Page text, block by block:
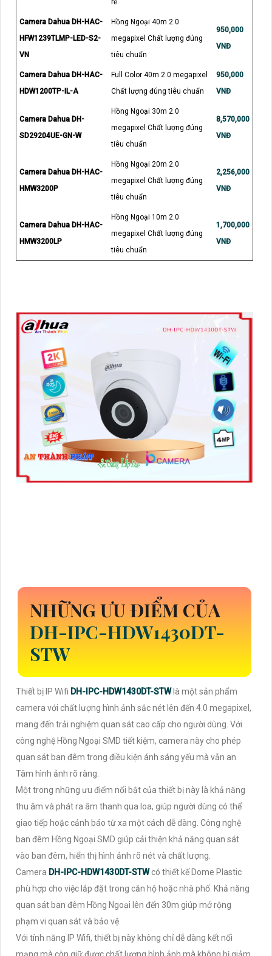
Camera Dahua DH-HAC-
HFW1239TLMP-LED-S2-
VN
Hồng Ngoại 40m 2.0
megapixel Chất lượng đúng
tiêu chuẩn
950,000
VNĐ
Camera Dahua DH-HAC-
HDW1200TP-IL-A
Full Color 40m 2.0 megapixel
Chất lượng đúng tiêu chuẩn
950,000
VNĐ
Camera Dahua DH-
SD29204UE-GN-W
Hồng Ngoại 30m 2.0
megapixel Chất lượng đúng
tiêu chuẩn
8,570,000
VNĐ
Camera Dahua DH-HAC-
HMW3200P
Hồng Ngoại 20m 2.0
megapixel Chất lượng đúng
tiêu chuẩn
2,256,000
VNĐ
Camera Dahua DH-HAC-
HMW3200LP
Hồng Ngoại 10m 2.0
megapixel Chất lượng đúng
tiêu chuẩn
1,700,000
VNĐ
NHỮNG ƯU ĐIỂM CỦA
DH-IPC-HDW1430DT-
STW
Thiết bị IP Wifi DH-IPC-HDW1430DT-STW là một sản phẩm
camera với chất lượng hình ảnh sắc nét lên đến 4.0 megapixel,
mang đến trải nghiệm quan sát cao cấp cho người dùng. Với
công nghệ Hồng Ngoại SMD tiết kiệm, camera này cho phép
quan sát ban đêm trong điều kiện ánh sáng yếu mà vẫn an
Tâm hình ảnh rõ ràng.
Một trong những ưu điểm nổi bật của thiết bị này là khả năng
thu âm và phát ra âm thanh qua loa, giúp người dùng có thể
giao tiếp hoặc cảnh báo từ xa một cách dễ dàng. Công nghệ
ban đêm Hồng Ngoại SMD giúp cải thiện khả năng quan sát
vào ban đêm, hiển thị hình ảnh rõ nét và chất lượng.
Camera DH-IPC-HDW1430DT-STWcó thiết kế Dome Plastic
phù hợp cho việc lắp đặt trong căn hộ hoặc nhà phố. Khả năng
quan sát ban đêm Hồng Ngoại lên đến 30m giúp mở rộng
phạm vi quan sát và bảo vệ.
Với tính năng IP Wifi, thiết bị này không chỉ dễ dàng kết nối